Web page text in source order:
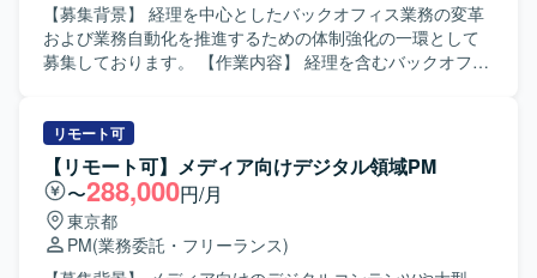
【募集背景】 経理を中心としたバックオフィス業務の変革
および業務自動化を推進するための体制強化の一環として
募集しております。 【作業内容】 経理を含むバックオフィ
の実装を行っていただきます。あわせて業務マニュアルの
作成や運用部門への運用移管対応を実施していただきま
す。対象企業のバックオフィス業務について、仕組み化お
よび自動化の推進をリードしていただきます。 【求める人
物像】 自ら主体的に業務を推進し、関係者とコミュニケー
ションを取りながら業務要件を整理できる方を求めており
リモート可
【リモート可】メディア向けデジタル領域PM
〜288,000円/月
東京都
PM(業務委託・フリーランス)